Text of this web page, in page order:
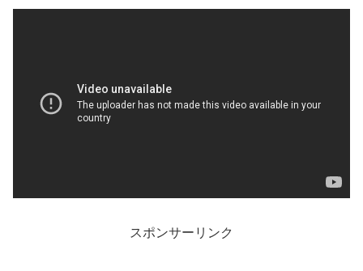
スポンサーリンク